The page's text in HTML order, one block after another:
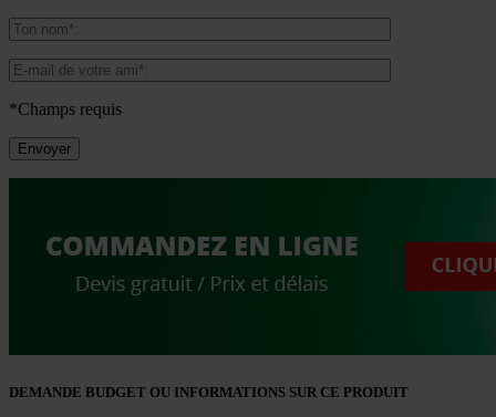
*Champs requis
DEMANDE BUDGET OU INFORMATIONS SUR CE PRODUIT